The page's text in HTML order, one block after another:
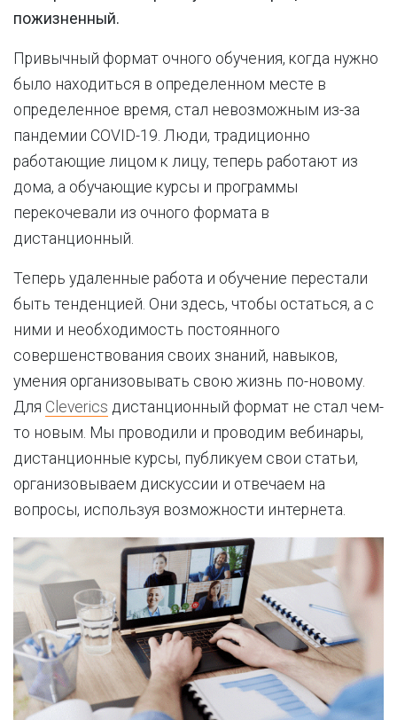
пожизненный.
Привычный формат очного обучения, когда нужно
было находиться в определенном месте в
определенное время, стал невозможным из-за
пандемии COVID-19. Люди, традиционно
работающие лицом к лицу, теперь работают из
дома, а обучающие курсы и программы
перекочевали из очного формата в
дистанционный.
Теперь удаленные работа и обучение перестали
быть тенденцией. Они здесь, чтобы остаться, а с
ними и необходимость постоянного
совершенствования своих знаний, навыков,
умения организовывать свою жизнь по-новому.
Для Cleverics дистанционный формат не стал чем-
то новым. Мы проводили и проводим вебинары,
дистанционные курсы, публикуем свои статьи,
организовываем дискуссии и отвечаем на
вопросы, используя возможности интернета.